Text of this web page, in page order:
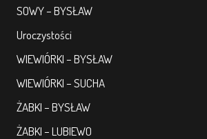
SOWY – BYSŁAW
Uroczystości
WIEWIÓRKI – BYSŁAW
WIEWIÓRKI – SUCHA
ŻABKI – BYSŁAW
ŻABKI – LUBIEWO